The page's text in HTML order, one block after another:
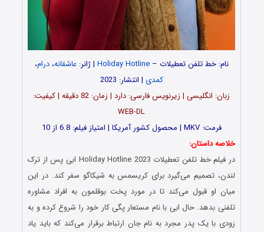
نام: خط تلفن تعطیلات –Holiday Hotline | ژانر:عاشقانه،درام،
کمدی | انتشار: 2023
زبان: انگلیسی | زیرنویس فارسی: دارد | زمان: 82 دقیقه | کیفیت:
WEB-DL
فرمت: MKV | محصول کشور آمریکا | امتیاز فیلم: 6.8 از 10
خلاصه داستان:
در فیلم خط تلفن تعطیلات Holiday Hotline 2023 ابی پس از ترک
لندن، تصمیم می‌گیرد برای کریسمس به شیکاگو سفر کند. در این
میان او قبول می‌کند تا در مورد پخت بوقلمون به افراد مشاوره
تلفنی بدهد. حال ابی با نام مستعار پگی کار خود را شروع کرده و به
زودی با یک پدر مجرد به نام جان ارتباط برقرار می‌کند که باید یاد